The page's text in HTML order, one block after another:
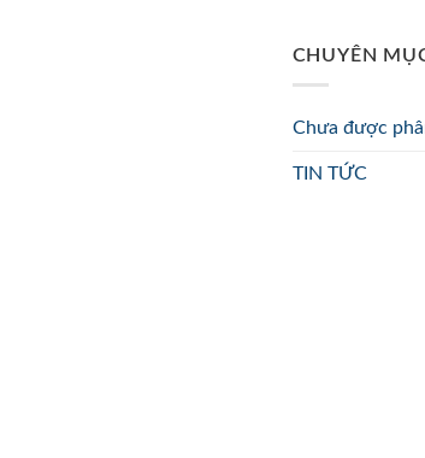
CHUYÊN
Chưa được
TIN TỨC